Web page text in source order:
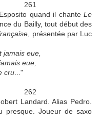
quand il chante Le
du Bailly, tout début des
, présentée par Luc
jamais eue,
eue,
cru ..."
Landard. Alias Pedro.
presque. Joueur de saxo